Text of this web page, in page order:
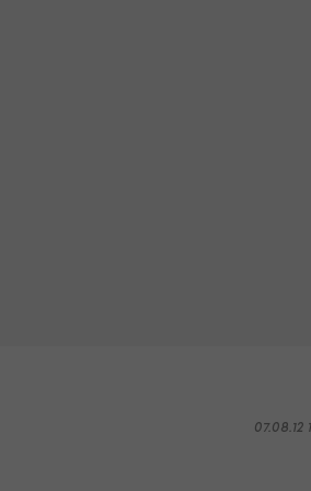
07.08.12